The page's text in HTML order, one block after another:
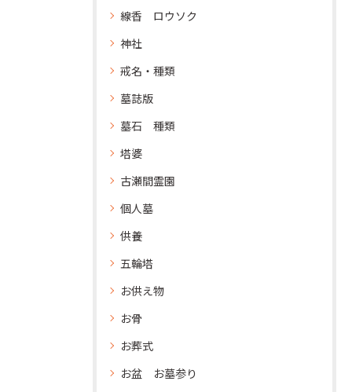
線香 ロウソク
神社
戒名・種類
墓誌版
墓石 種類
塔婆
古瀬間霊園
個人墓
供養
五輪塔
お供え物
お骨
お葬式
お盆 お墓参り